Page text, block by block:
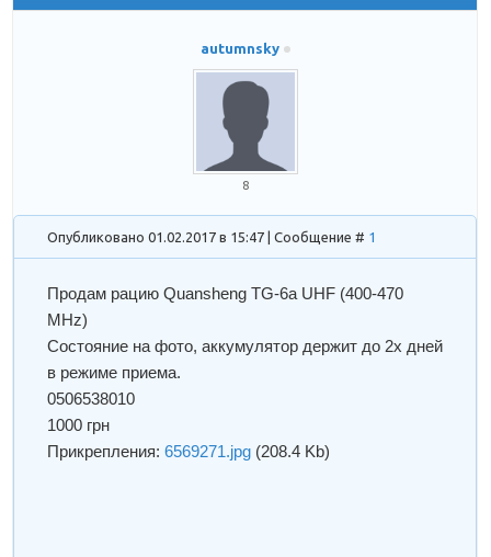
autumnsky
8
Опубликовано 01.02.2017 в 15:47 | Сообщение # 1
Продам рацию Quansheng TG-6a UHF (400-470
MHz)
Состояние на фото, аккумулятор держит до 2х дней
в режиме приема.
0506538010
1000 грн
Прикрепления:6569271.jpg (208.4 Kb)